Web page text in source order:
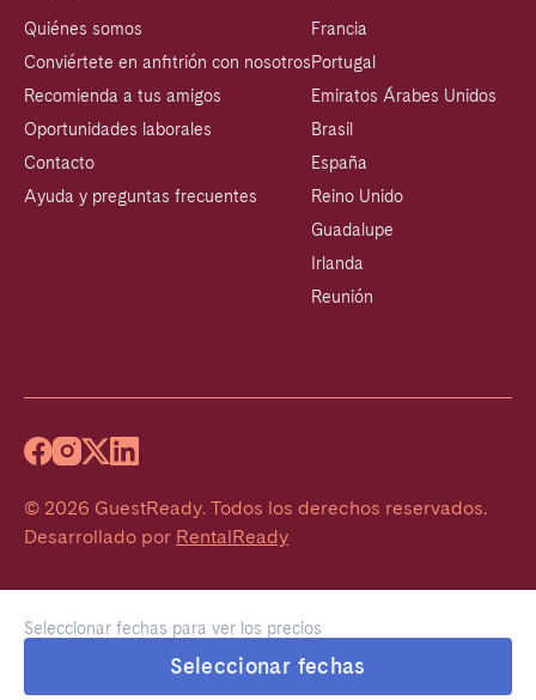
Seleccionar fechas para ver los precios
Seleccionar fechas
Quiénes somos
Conviértete en anfitrión con nosotros
Recomienda a tus amigos
Oportunidades laborales
Contacto
Ayuda y preguntas frecuentes
Francia
Portugal
Emiratos Árabes Unidos
Brasil
España
Reino Unido
Guadalupe
Irlanda
Reunión
© 2026 GuestReady. Todos los derechos reservados.
Desarrollado por RentalReady